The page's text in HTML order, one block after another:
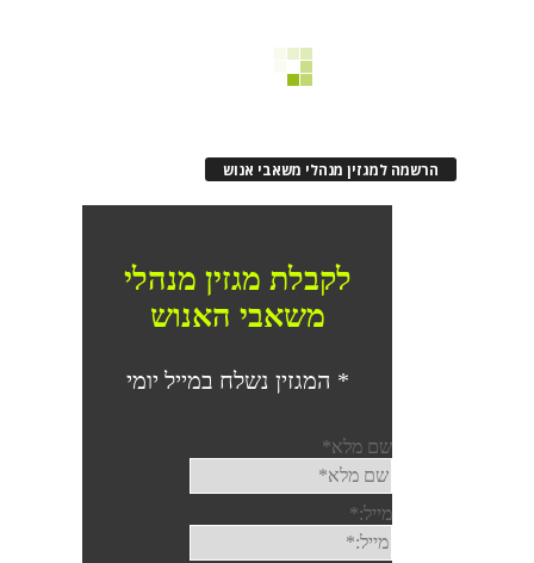
הרשמה למגזין מנהלי משאבי אנוש